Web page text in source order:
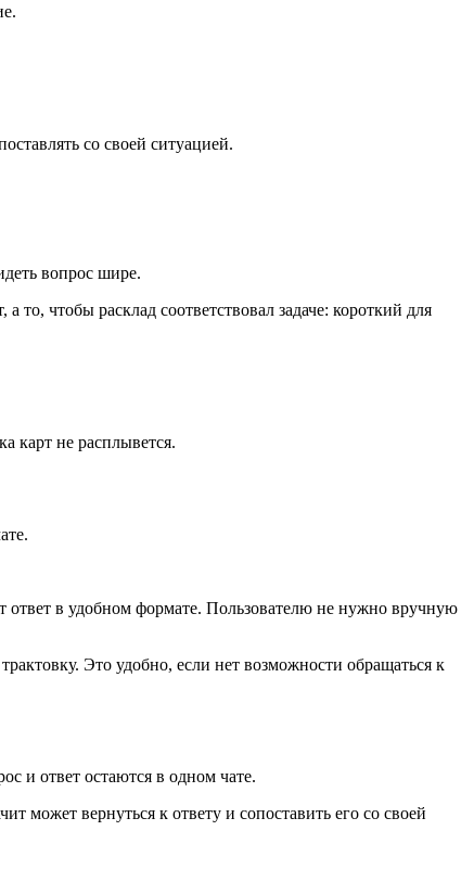
со своей ситуацией.
вопрос шире.
то, чтобы расклад соответствовал задаче: короткий для
карт не расплывется.
ответ в удобном формате. Пользователю не нужно вручную
Это удобно, если нет возможности обращаться к
и ответ остаются в одном чате.
может вернуться к ответу и сопоставить его со своей